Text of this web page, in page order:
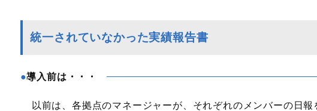
統一されていなかった実績報告書
導入前は・・・
以前は、各拠点のマネージャーが、それぞれのメンバーの日報